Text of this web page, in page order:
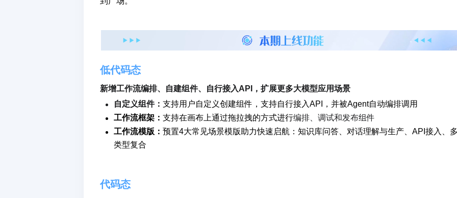
低代码态
新增工作流编排、自建组件、自行接入API，扩展更多大模型应用场景
自定义组件： 支持用户自定义创建组件，支持自行接入API，并被Agent自动编排调用
工作流框架： 支持在画布上通过拖拉拽的方式进行编排、调试和发布组件
工作流模版： 预置4大常见场景模版助力快速启航：知识库问答、对话理解与生产、API接入、
类型复合
代码态